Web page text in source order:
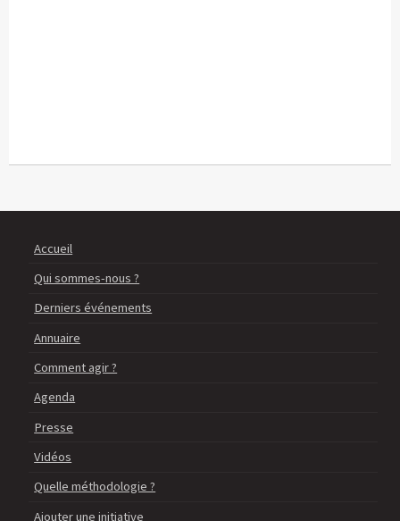
Accueil
Qui sommes-nous ?
Derniers événements
Annuaire
Comment agir ?
Agenda
Presse
Vidéos
Quelle méthodologie ?
Ajouter une initiative